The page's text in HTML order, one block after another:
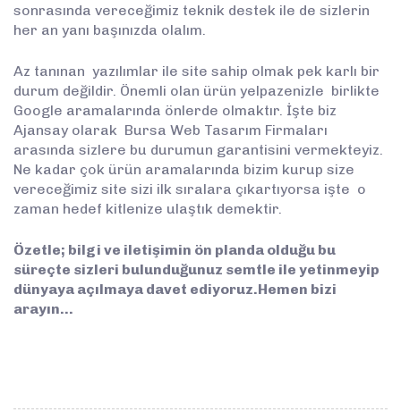
sonrasında vereceğimiz teknik destek ile de sizlerin
her an yanı başınızda olalım.
Az tanınan yazılımlar ile site sahip olmak pek karlı bir
durum değildir. Önemli olan ürün yelpazenizle birlikte
Google aramalarında önlerde olmaktır. İşte biz
Ajansay olarak Bursa Web Tasarım Firmaları
arasında sizlere bu durumun garantisini vermekteyiz.
Ne kadar çok ürün aramalarında bizim kurup size
vereceğimiz site sizi ilk sıralara çıkartıyorsa işte o
zaman hedef kitlenize ulaştık demektir.
Özetle; bilgi ve iletişimin ön planda olduğu bu
süreçte sizleri bulunduğunuz semtle ile yetinmeyip
dünyaya açılmaya davet ediyoruz.Hemen bizi
arayın…